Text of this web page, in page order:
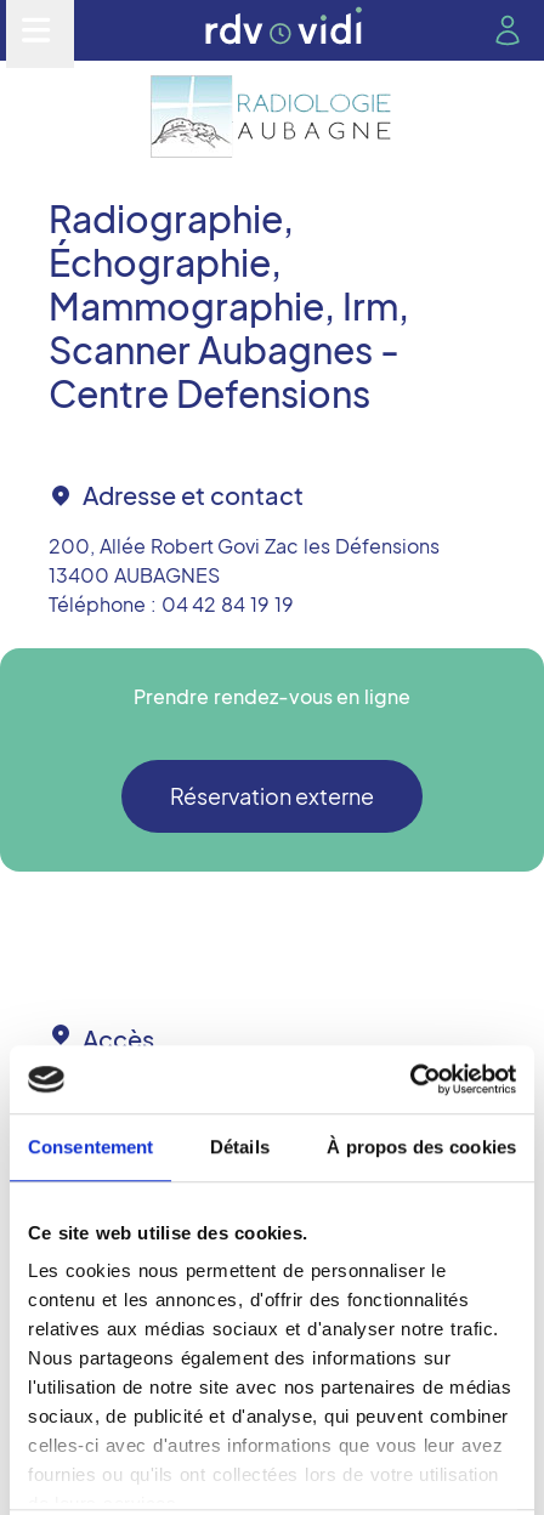
Consentement Détails À propos des cookies
Ce site web utilise des cookies.
Les cookies nous permettent de personnaliser le
contenu et les annonces, d'offrir des fonctionnalités
relatives aux médias sociaux et d'analyser notre trafic.
Nous partageons également des informations sur
l'utilisation de notre site avec nos partenaires de médias
sociaux, de publicité et d'analyse, qui peuvent combiner
celles-ci avec d'autres informations que vous leur avez
fournies ou qu'ils ont collectées lors de votre utilisation
Radiographie,
Échographie,
Mammographie, Irm,
Scanner Aubagnes -
Centre Defensions
Adresse et contact
200, Allée Robert Govi Zac les Défensions
13400 AUBAGNES
Téléphone : 04 42 84 19 19
Prendre rendez-vous en ligne
Réservation externe
Accès
+
−
Leaflet © contributors